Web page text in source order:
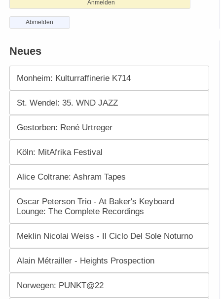
Anmelden
Abmelden
Neues
Monheim: Kulturraffinerie K714
St. Wendel: 35. WND JAZZ
Gestorben: René Urtreger
Köln: MitAfrika Festival
Alice Coltrane: Ashram Tapes
Oscar Peterson Trio - At Baker's Keyboard
Lounge: The Complete Recordings
Meklin Nicolai Weiss - Il Ciclo Del Sole Noturno
Alain Métrailler - Heights Prospection
Norwegen: PUNKT@22